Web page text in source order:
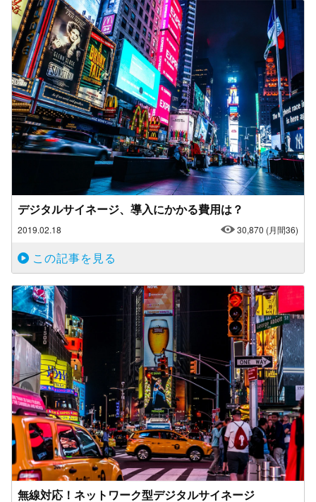
デジタルサイネージ、導入にかかる費用は？
2019.02.18 30,870 (月間36)
この記事を見る
無線対応！ネットワーク型デジタルサイネージ